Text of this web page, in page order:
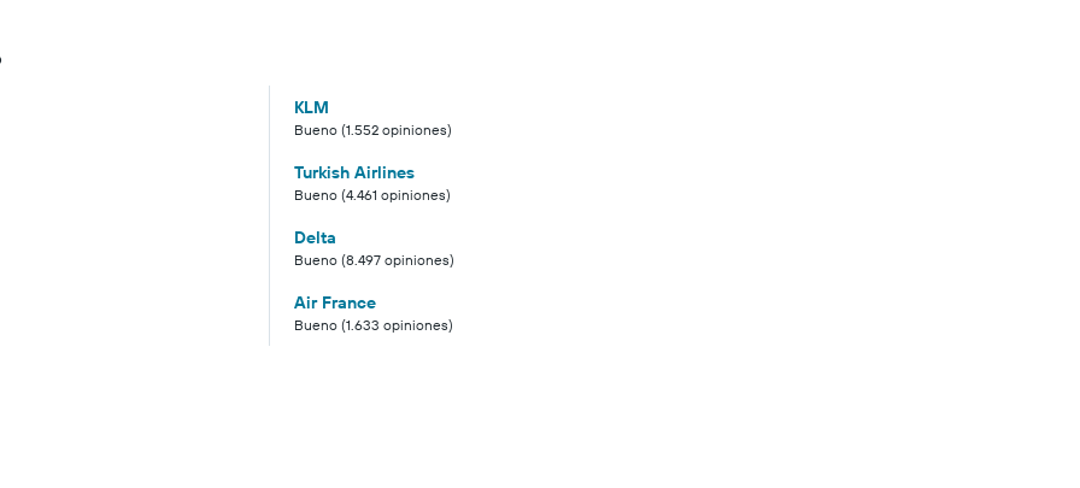
KLM
Bueno (1.552 opiniones)
Turkish Airlines
Bueno (4.461 opiniones)
Delta
Bueno (8.497 opiniones)
Air France
Bueno (1.633 opiniones)